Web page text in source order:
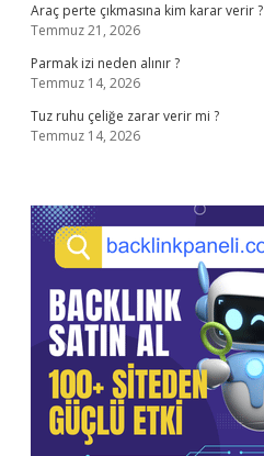
Araç perte çıkmasına kim karar verir ?
Temmuz 21, 2026
Parmak izi neden alınır ?
Temmuz 14, 2026
Tuz ruhu çeliğe zarar verir mi ?
Temmuz 14, 2026